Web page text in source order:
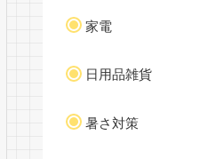
家電
日用品雑貨
暑さ対策